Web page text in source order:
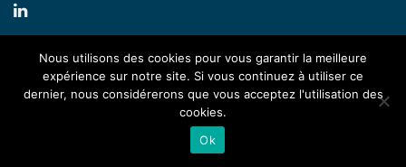
Nous utilisons des cookies pour vous garantir la meilleure
expérience sur notre site. Si vous continuez à utiliser ce
dernier, nous considérerons que vous acceptez l'utilisation des
cookies.
Ok